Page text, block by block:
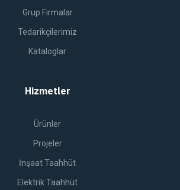
Grup Firmalar
Tedarikçilerimiz
Kataloglar
Hizmetler
Ürünler
Projeler
İnşaat Taahhüt
Elektrik Taahhüt